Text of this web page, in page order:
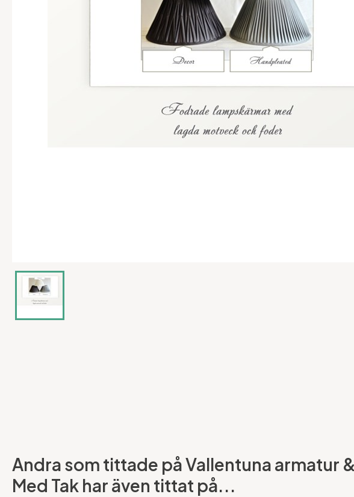
Andra som tittade på Vallentuna armatur
Med Tak har även tittat på...